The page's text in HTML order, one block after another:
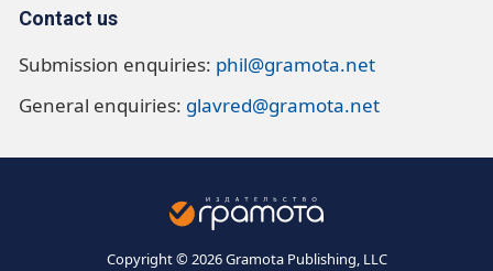
Contact us
Submission enquiries: phil@gramota.net
General enquiries: glavred@gramota.net
Copyright © 2026 Gramota Publishing, LLC